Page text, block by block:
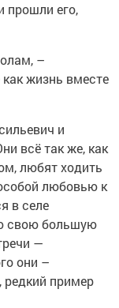
прошли его,
–
жизнь вместе
и
всё так же, как
любят ходить
любовью к
в селе
свою большую
—
они –
редкий пример